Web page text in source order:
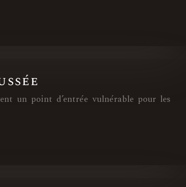
un point d’entrée vulnérable pour les